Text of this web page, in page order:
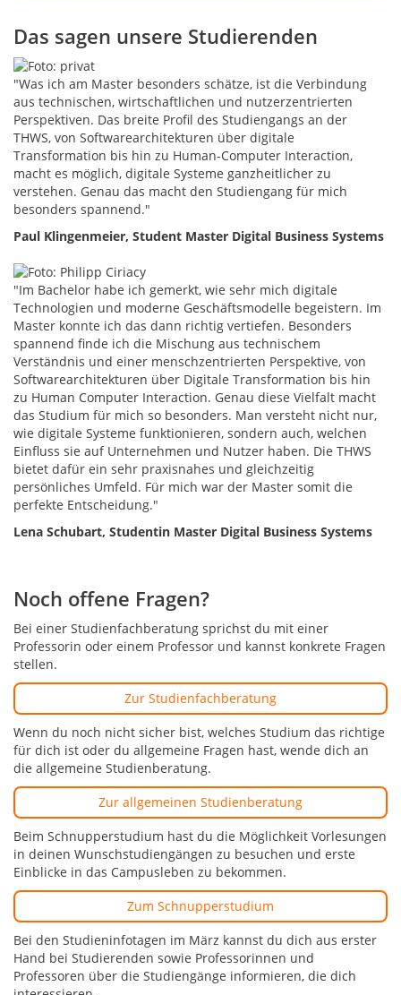
Das sagen unsere Studierenden
"Was ich am Master besonders schätze, ist die Verbindung
aus technischen, wirtschaftlichen und nutzerzentrierten
Perspektiven. Das breite Profil des Studiengangs an der
THWS, von Softwarearchitekturen über digitale
Transformation bis hin zu Human-Computer Interaction,
macht es möglich, digitale Systeme ganzheitlicher zu
verstehen. Genau das macht den Studiengang für mich
besonders spannend."
Paul Klingenmeier, Student Master Digital Business Systems
"Im Bachelor habe ich gemerkt, wie sehr mich digitale
Technologien und moderne Geschäftsmodelle begeistern. Im
Master konnte ich das dann richtig vertiefen. Besonders
spannend finde ich die Mischung aus technischem
Verständnis und einer menschzentrierten Perspektive, von
Softwarearchitekturen über Digitale Transformation bis hin
zu Human Computer Interaction. Genau diese Vielfalt macht
das Studium für mich so besonders. Man versteht nicht nur,
wie digitale Systeme funktionieren, sondern auch, welchen
Einfluss sie auf Unternehmen und Nutzer haben. Die THWS
bietet dafür ein sehr praxisnahes und gleichzeitig
persönliches Umfeld. Für mich war der Master somit die
perfekte Entscheidung."
Lena Schubart, Studentin Master Digital Business Systems
Noch offene Fragen?
Bei einer Studienfachberatung sprichst du mit einer
Professorin oder einem Professor und kannst konkrete Fragen
stellen.
Zur Studienfachberatung
Wenn du noch nicht sicher bist, welches Studium das richtige
für dich ist oder du allgemeine Fragen hast, wende dich an
die allgemeine Studienberatung.
Zur allgemeinen Studienberatung
Beim Schnupperstudium hast du die Möglichkeit Vorlesungen
in deinen Wunschstudiengängen zu besuchen und erste
Einblicke in das Campusleben zu bekommen.
Zum Schnupperstudium
Bei den Studieninfotagen im März kannst du dich aus erster
Hand bei Studierenden sowie Professorinnen und
Professoren über die Studiengänge informieren, die dich